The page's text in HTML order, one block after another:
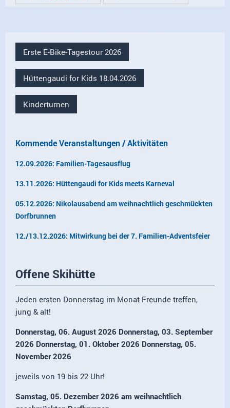
Erste E-Bike-Tagestour 2026
Hüttengaudi for Kids 18.04.2026
Kinderturnen
Kommende Veranstaltungen / Aktivitäten
12.09.2026: Familien-Tagesausflug
13.11.2026: Hüttengaudi for Kids meets Karneval
05.12.2026: Nikolausabend am weihnachtlich geschmückten
Dorfbrunnen
12./13.12.2026: Mitwirkung bei der 7. Familien-Adventsfeier
Offene Skihütte
Jeden ersten Donnerstag im Monat Freunde treffen,
jung & alt!
Donnerstag, 06. August 2026 Donnerstag, 03. September
2026 Donnerstag, 01. Oktober 2026 Donnerstag, 05.
November 2026
jeweils von 19 bis 22 Uhr!
Samstag, 05. Dezember 2026 am weihnachtlich